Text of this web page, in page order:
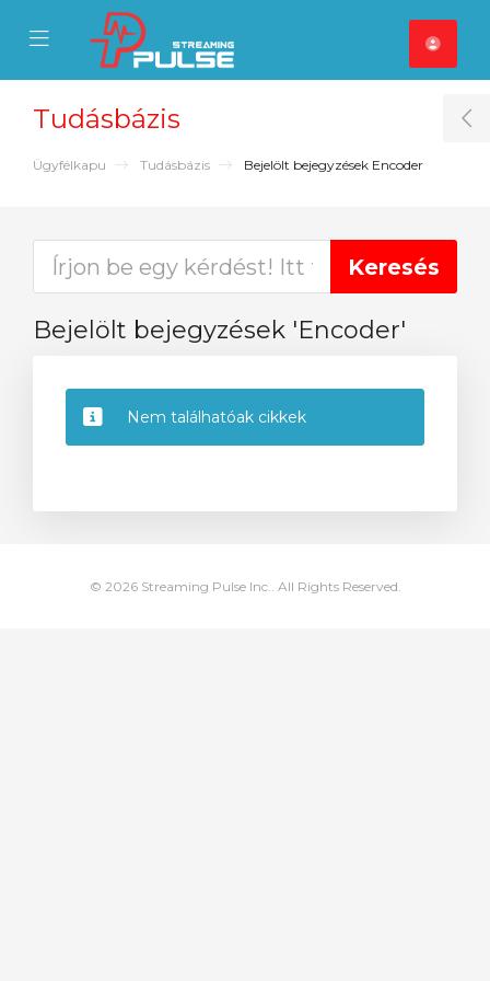
Mobile Menu
Mobile Menu
Tudásbázis
Ügyfélkapu Tudásbázis Bejelölt bejegyzések Encoder
Bejelölt bejegyzések 'Encoder'
Nem találhatóak cikkek
© 2026 Streaming Pulse Inc.. All Rights Reserved.